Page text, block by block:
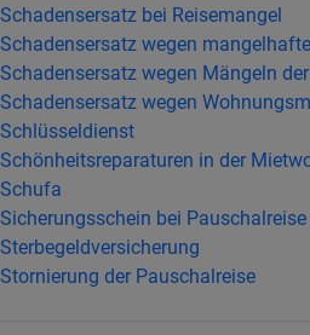
Schadensersatz bei Reisemangel
Schadensersatz wegen
Schadensersatz wegen Mängeln
Schadensersatz wegen
Schlüsseldienst
Schönheitsreparaturen in der
Schufa
Sicherungsschein bei Pauschalreise
Sterbegeldversicherung
Stornierung der Pauschalreise